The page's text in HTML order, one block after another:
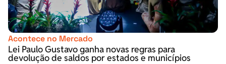
Acontece no Mercado
Lei Paulo Gustavo ganha novas regras para
devolução de saldos por estados e municípios